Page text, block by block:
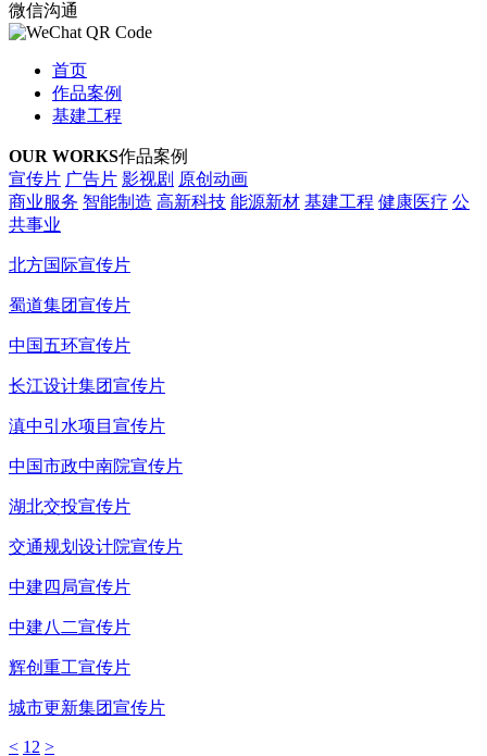
微信沟通
首页
作品案例
基建工程
OUR WORKS作品案例
宣传片 广告片 影视剧 原创动画
商业服务 智能制造 高新科技 能源新材 基建工程 健康医疗 公
共事业
北方国际宣传片
蜀道集团宣传片
中国五环宣传片
长江设计集团宣传片
滇中引水项目宣传片
中国市政中南院宣传片
湖北交投宣传片
交通规划设计院宣传片
中建四局宣传片
中建八二宣传片
辉创重工宣传片
城市更新集团宣传片
< 1 2 >